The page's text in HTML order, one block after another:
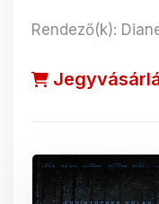
Rendező(k):